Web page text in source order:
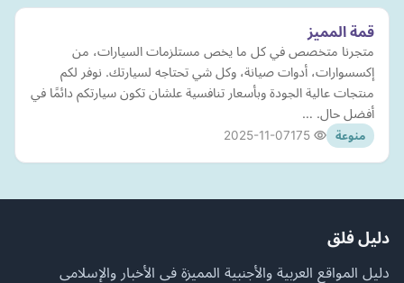
قمة المميز
متجرنا متخصص في كل ما يخص مستلزمات السيارات، من
إكسسوارات، أدوات صيانة، وكل شي تحتاجه لسيارتك. نوفر لكم
منتجات عالية الجودة وبأسعار تنافسية علشان تكون سيارتكم دائمًا في
أفضل حال. …
منوعة 2025-11-07
دليل فلق
دليل المواقع العربية والأجنبية المميزة في الأخبار والإسلامي